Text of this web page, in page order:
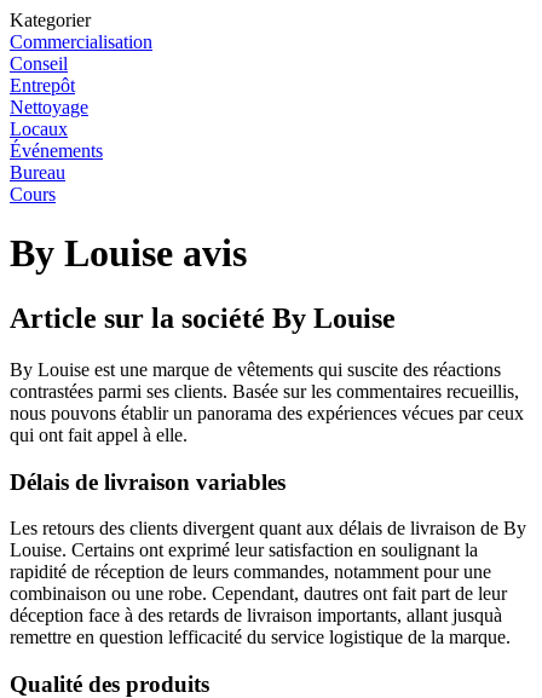
Kategorier
Commercialisation
Conseil
Entrepôt
Nettoyage
Locaux
Événements
Bureau
Cours
By Louise avis
Article sur la société By Louise
By Louise est une marque de vêtements qui suscite des réactions
contrastées parmi ses clients. Basée sur les commentaires recueillis,
nous pouvons établir un panorama des expériences vécues par ceux
qui ont fait appel à elle.
Délais de livraison variables
Les retours des clients divergent quant aux délais de livraison de By
Louise. Certains ont exprimé leur satisfaction en soulignant la
rapidité de réception de leurs commandes, notamment pour une
combinaison ou une robe. Cependant, dautres ont fait part de leur
déception face à des retards de livraison importants, allant jusquà
remettre en question lefficacité du service logistique de la marque.
Qualité des produits